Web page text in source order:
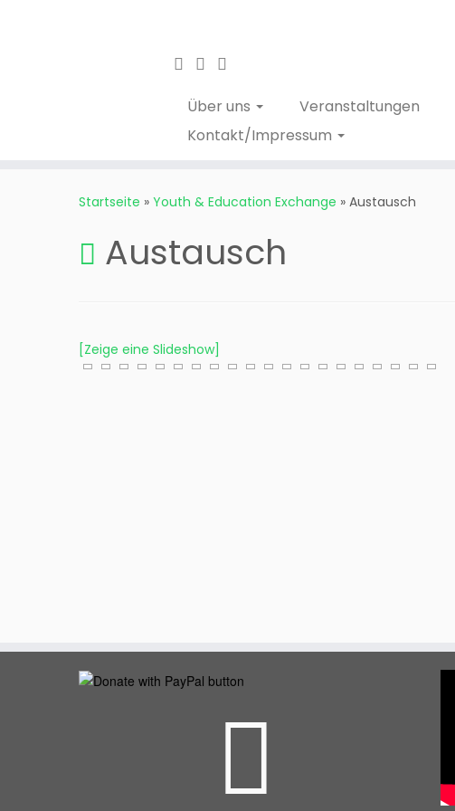
Über uns Veranstaltungen
Kontakt/Impressum
Startseite » Youth & Education Exchange » Austausch
Austausch
[Zeige eine Slideshow]